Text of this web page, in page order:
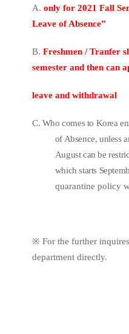
A. only for 2021 Fall
Leave of Absence”
B. Freshmen / Tranfer
semester and then can
leave and withdrawal
C. Who comes to Korea
of Absence, unless
August can be
which starts
quarantine policy
※ For the further
department directly.